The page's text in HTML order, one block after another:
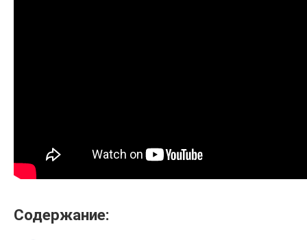
Содержание: